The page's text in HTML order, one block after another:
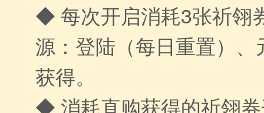
◆ 每次开启消耗3张祈翎
源：登陆（每日重置）
获得。
◆ 消耗直购获得的祈翎